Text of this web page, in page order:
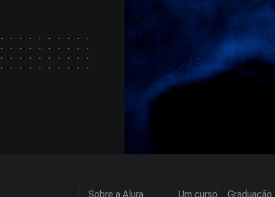
Sobre a Alura Um curso Graduação